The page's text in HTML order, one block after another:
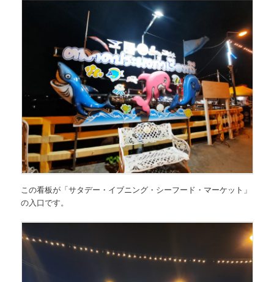
この看板が 「サタデー・イブニング・シーフード・マーケット」
の入口です。